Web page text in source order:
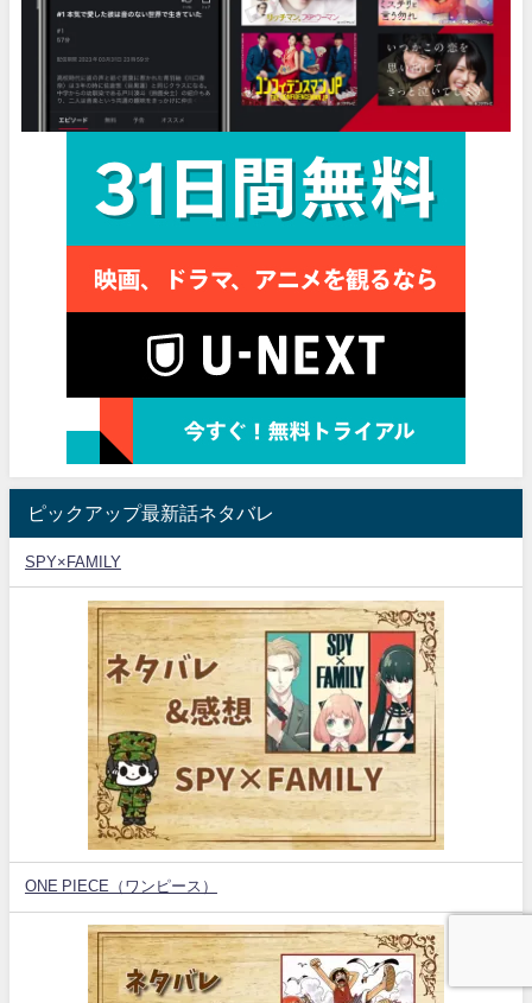
ピックアップ最新話ネタバレ
SPY×FAMILY
ONE PIECE（ワンピース）